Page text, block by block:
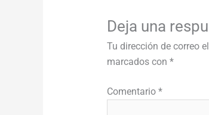
Deja una
Tu dirección de correo
marcados con *
Comentario *